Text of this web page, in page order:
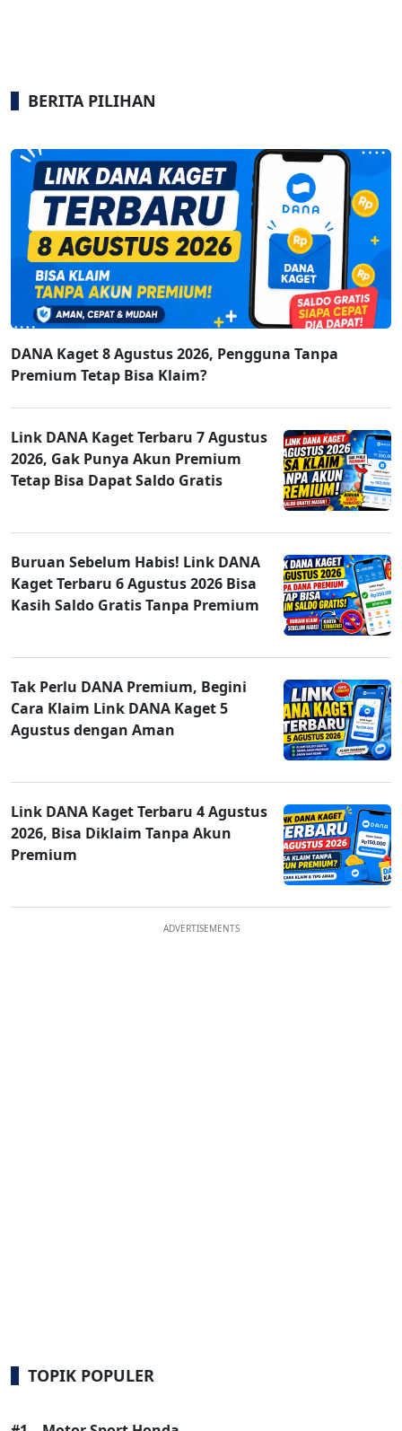
BERITA PILIHAN
DANA Kaget 8 Agustus 2026, Pengguna Tanpa
Premium Tetap Bisa Klaim?
Link DANA Kaget Terbaru 7 Agustus
2026, Gak Punya Akun Premium
Tetap Bisa Dapat Saldo Gratis
Buruan Sebelum Habis! Link DANA
Kaget Terbaru 6 Agustus 2026 Bisa
Kasih Saldo Gratis Tanpa Premium
Tak Perlu DANA Premium, Begini
Cara Klaim Link DANA Kaget 5
Agustus dengan Aman
Link DANA Kaget Terbaru 4 Agustus
2026, Bisa Diklaim Tanpa Akun
Premium
ADVERTISEMENTS
TOPIK POPULER